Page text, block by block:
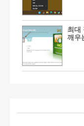
최대
깨